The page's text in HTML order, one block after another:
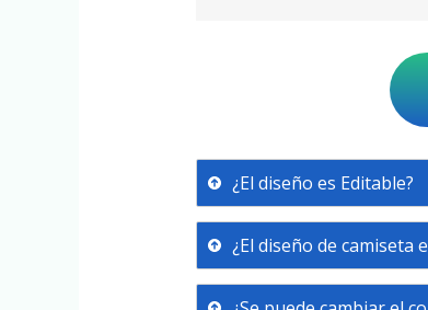
¿El diseño es Editable?
¿El diseño de camiseta